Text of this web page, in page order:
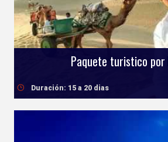
Paquete turistico por
Duración: 15 a 20 dias